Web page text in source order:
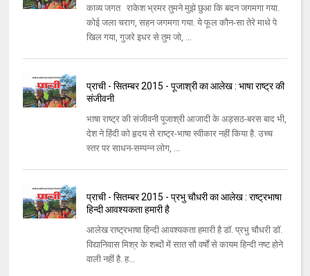
काव्य जगत राकेश भ्रमर तुमने मुझे छुआ कि बदन जगमगा गया.
कोई जला चराग, सहन जगमगा गया. ये फूल कौन-सा तेरे माथे पे
खिल गया, गुजरे इधर से तुम जो, ...
प्राची - सितम्बर 2015 - पूजाश्री का आलेख : भाषा राष्ट्र की
संजीवनी
भाषा राष्ट्र की संजीवनी पूजाश्री आजादी के अड़सठ-बरस बाद भी,
देश ने हिंदी को हृदय से राष्ट्र-भाषा स्वीकार नहीं किया है. उच्च
स्तर पर साधन-सम्पन्न लोग, ...
प्राची - सितम्बर 2015 - प्रभु चौधरी का आलेख : राष्ट्रभाषा
हिन्दी आवश्यकता हमारी है
आलेख राष्ट्रभाषा हिन्दी आवश्यकता हमारी है डॉ. प्रभु चौधरी डॉ.
विद्यानिवास मिश्र के शब्दों में सात सौ वर्षों से कायम हिन्दी नष्ट होने
वाली नहीं है. ह...